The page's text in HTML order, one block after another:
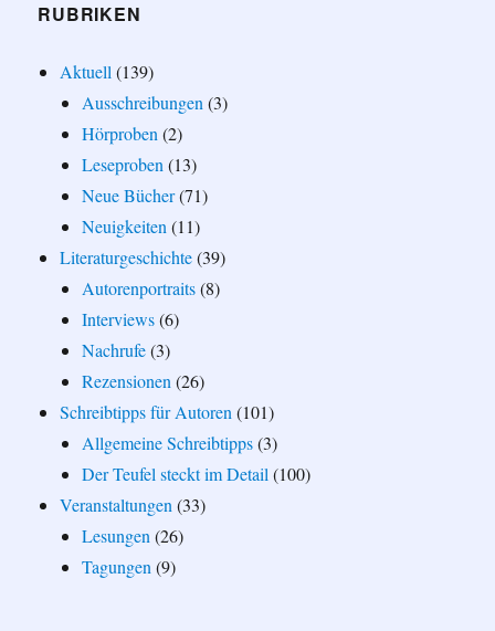
RUBRIKEN
Aktuell (139)
Ausschreibungen (3)
Hörproben (2)
Leseproben (13)
Neue Bücher(71)
Neuigkeiten (11)
Literaturgeschichte(39)
Autorenportraits(8)
Interviews(6)
Nachrufe(3)
Rezensionen (26)
Schreibtipps für Autoren (101)
Allgemeine Schreibtipps(3)
Der Teufel steckt im Detail (100)
Veranstaltungen (33)
Lesungen (26)
Tagungen (9)